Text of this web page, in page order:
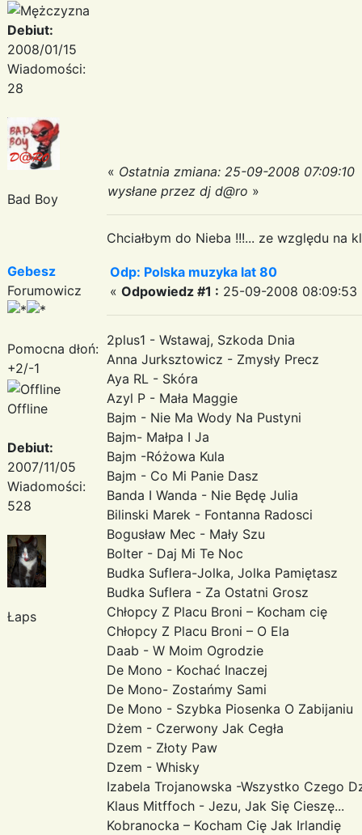
Debiut:
2008/01/15
Wiadomości:
28
Bad Boy
« Ostatnia zmiana: 25-09-2008 07:09:10
wysłane przez dj d@ro »
Chciałbym do Nieba !!!... ze względu na
Gebesz
Forumowicz
Pomocna dłoń:
+2/-1
Offline
Debiut:
2007/11/05
Wiadomości:
528
Łaps
Odp: Polska muzyka lat 80
« Odpowiedz #1 : 25-09-2008 08:09:53
2plus1 - Wstawaj, Szkoda Dnia
Anna Jurksztowicz - Zmysły Precz
Aya RL - Skóra
Azyl P - Mała Maggie
Bajm - Nie Ma Wody Na Pustyni
Bajm- Małpa I Ja
Bajm -Różowa Kula
Bajm - Co Mi Panie Dasz
Banda I Wanda - Nie Będę Julia
Bilinski Marek - Fontanna Radosci
Bogusław Mec - Mały Szu
Bolter - Daj Mi Te Noc
Budka Suflera-Jolka, Jolka Pamiętasz
Budka Suflera - Za Ostatni Grosz
Chłopcy Z Placu Broni – Kocham cię
Chłopcy Z Placu Broni – O Ela
Daab - W Moim Ogrodzie
De Mono - Kochać Inaczej
De Mono- Zostańmy Sami
De Mono - Szybka Piosenka O Zabijaniu
Dżem - Czerwony Jak Cegła
Dzem - Złoty Paw
Dzem - Whisky
Izabela Trojanowska -Wszystko Czego
Klaus Mitffoch - Jezu, Jak Się Cieszę...
Kobranocka – Kocham Cię Jak Irlandię